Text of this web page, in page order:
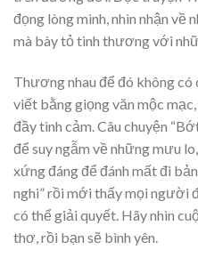
đọng lòng mình, nhìn nhận về
mà bày tỏ tình thương với
Thương nhau để đó không
viết bằng giọng văn mộc
đầy tình cảm. Câu chuyện
để suy ngẫm về những mưu
xứng đáng để đánh mất đi
nghi” rồi mới thấy mọi người
có thể giải quyết. Hãy nhìn
thơ, rồi bạn sẽ bình yên.